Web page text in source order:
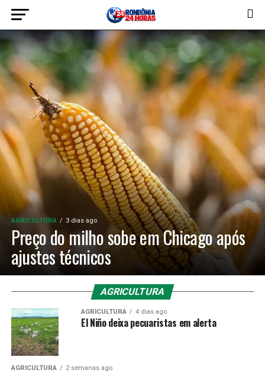
AGRICULTURA 3 dias ago
Preço do milho sobe em Chicago após
ajustes técnicos
AGRICULTURA
AGRICULTURA 4 dias ago
El Niño deixa pecuaristas em alerta
AGRICULTURA 2 semanas ago